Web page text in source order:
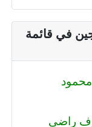
في قائمة
محمود
اشرف راضي